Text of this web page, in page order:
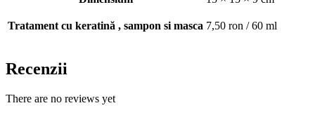
Tratament cu keratină , sampon si masca 7,50 ron / 60 ml
Recenzii
There are no reviews yet